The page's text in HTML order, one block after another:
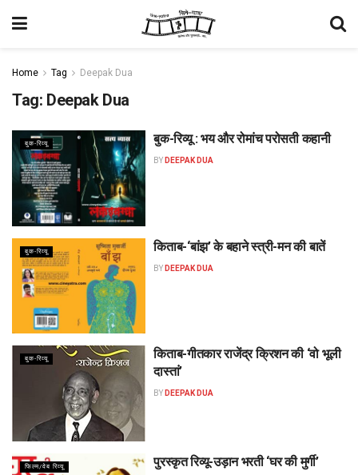
Home Tag Deepak Dua
Tag: Deepak Dua
बुक-रिव्यू बुक-रिव्यू : भय और रोमांच परोसती कहानी
BY DEEPAK DUA
बुक-रिव्यू किताब-‘बांझ’ के बहाने स्त्री-मन की बातें
BY DEEPAK DUA
बुक-रिव्यू
किताब-गीतकार राजेंद्र क्रिशन की ‘वो भूली
दास्तां’
BY DEEPAK DUA
फिल्म/वेब रिव्यू पुरस्कृत रिव्यू-उड़ान भरती ‘घर की मुर्गी’